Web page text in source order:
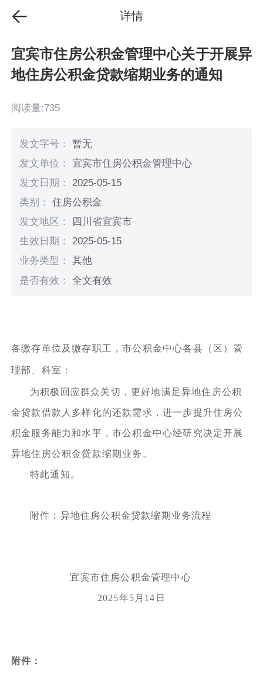
详情
宜宾市住房公积金管理中心关于开展异
地住房公积金贷款缩期业务的通知
阅读量:735
发文字号：暂无
发文单位： 宜宾市住房公积金管理中心
发文日期： 2025-05-15
类别：住房公积金
发文地区：
四川省宜宾市
生效日期： 2025-05-15
业务类型：其他
是否有效：全文有效
各缴存单位及缴存职工，市公积金中心各县（区）管
理部、科室：
为积极回应群众关切，更好地满足异地住房公积
金贷款借款人多样化的还款需求，进一步提升住房公
积金服务能力和水平，市公积金中心经研究决定开展
异地住房公积金贷款缩期业务。
特此通知。
附件：异地住房公积金贷款缩期业务流程
宜宾市住房公积金管理中心
2025年5月14日
附件：